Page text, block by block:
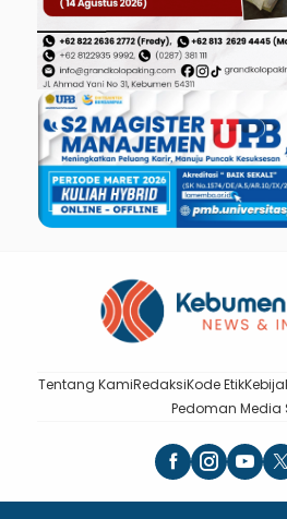
Tentang KamiRedaksiKode Etik
Pedoman Media